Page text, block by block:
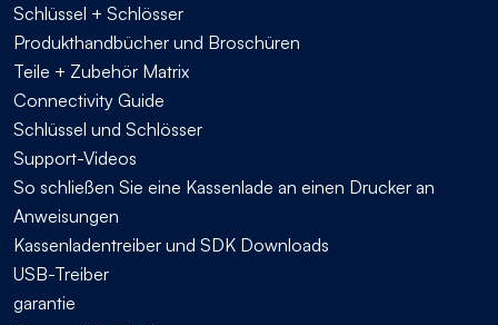
Schlüssel + Schlösser
Produkthandbücher und Broschüren
Teile + Zubehör Matrix
Connectivity Guide
Schlüssel und Schlösser
Support-Videos
So schließen Sie eine Kassenlade an einen Drucker an
Anweisungen
Kassenladentreiber und SDK Downloads
USB-Treiber
garantie